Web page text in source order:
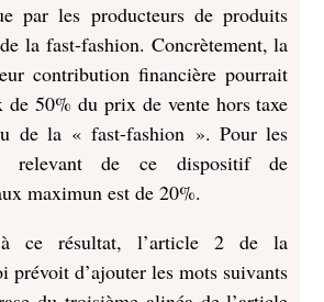
par les producteurs de produits
la fast-fashion. Concrètement, la
contribution financière pourrait
de 50% du prix de vente hors taxe
de la « fast-fashion ». Pour les
relevant de ce dispositif de
maximun est de 20%.
ce résultat, l’article 2 de la
prévoit d’ajouter les mots suivants